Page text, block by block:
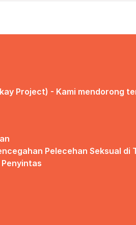
Project) - Kami mendorong
Pelecehan Seksual di